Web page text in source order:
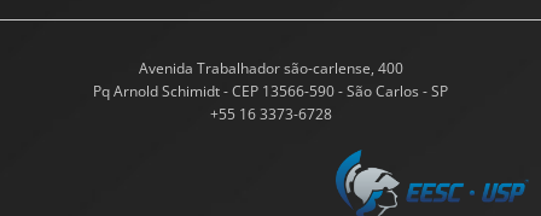
Avenida Trabalhador são-carlense, 400
Pq Arnold Schimidt - CEP 13566-590 - São Carlos - SP
+55 16 3373-6728